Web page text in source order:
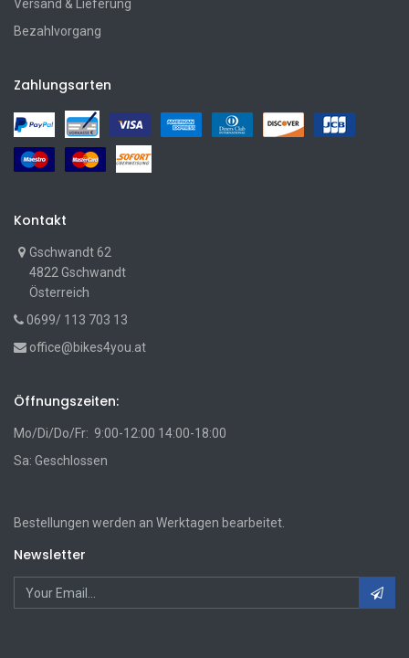
Versand & Lieferung
Bezahlvorgang
Zahlungsarten
Kontakt
Gschwandt 62
4822 Gschwandt
Österreich
0699/ 113 703 13
office@bikes4you.at
Öffnungszeiten:
Mo/Di/Do/Fr: 9:00-12:00 14:00-18:00
Sa: Geschlossen
Bestellungen werden an Werktagen bearbeitet.
Newsletter